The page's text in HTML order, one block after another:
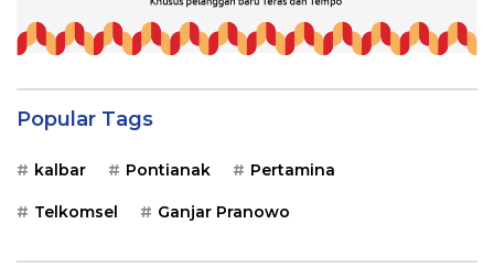
Popular Tags
kalbar Pontianak Pertamina
Telkomsel Ganjar Pranowo